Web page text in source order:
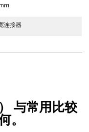
连接器
与常用比较
。